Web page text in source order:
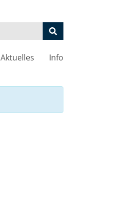
Aktuelles Info